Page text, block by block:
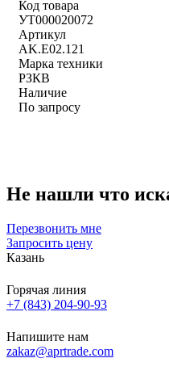
Код товара
УТ000020072
Артикул
AK.E02.121
Марка техники
РЗКВ
Наличие
По запросу
Не нашли что
Перезвонить мне
Запросить цену
Казань
Горячая линия
+7 (843) 204-90-93
Напишите нам
zakaz@aprtrade.com